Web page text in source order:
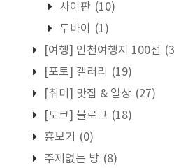
사이판 (10)
두바이
(1)
[여행] 인천여행지 100선
[포토] 갤러리
(19)
[취미] 맛집 & 일상 (27)
[토크] 블로그 (18)
흉보기
(0)
주제없는 방 (8)